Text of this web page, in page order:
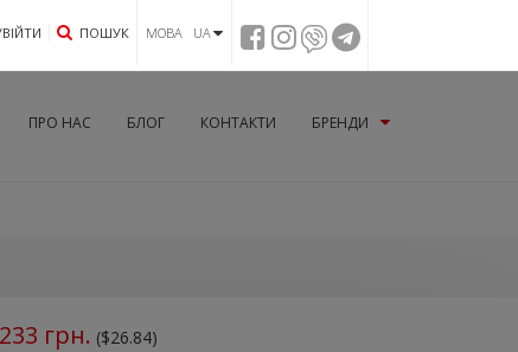
ПОШУК МОВА UA
ПРО НАС БЛОГ КОНТАКТИ БРЕНДИ
грн. ($26.84)